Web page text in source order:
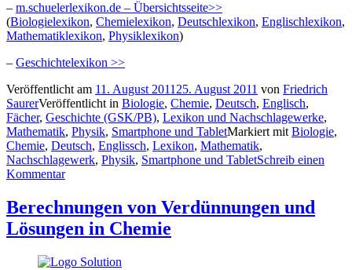
– m.schuelerlexikon.de – Übersichtsseite>>
(Biologielexikon, Chemielexikon, Deutschlexikon, Englischlexikon,
Mathematiklexikon, Physiklexikon)
– Geschichtelexikon >>
Veröffentlicht am 11. August 2011 25. August 2011 von Friedrich
SaurerVeröffentlicht in Biologie, Chemie, Deutsch, Englisch,
Fächer, Geschichte (GSK/PB), Lexikon und Nachschlagewerke,
Mathematik, Physik, Smartphone und TabletMarkiert mit Biologie,
Chemie, Deutsch, Englissch, Lexikon, Mathematik,
Nachschlagewerk, Physik, Smartphone und TabletSchreib einen
Kommentar
Berechnungen von Verdünnungen und
Lösungen in Chemie